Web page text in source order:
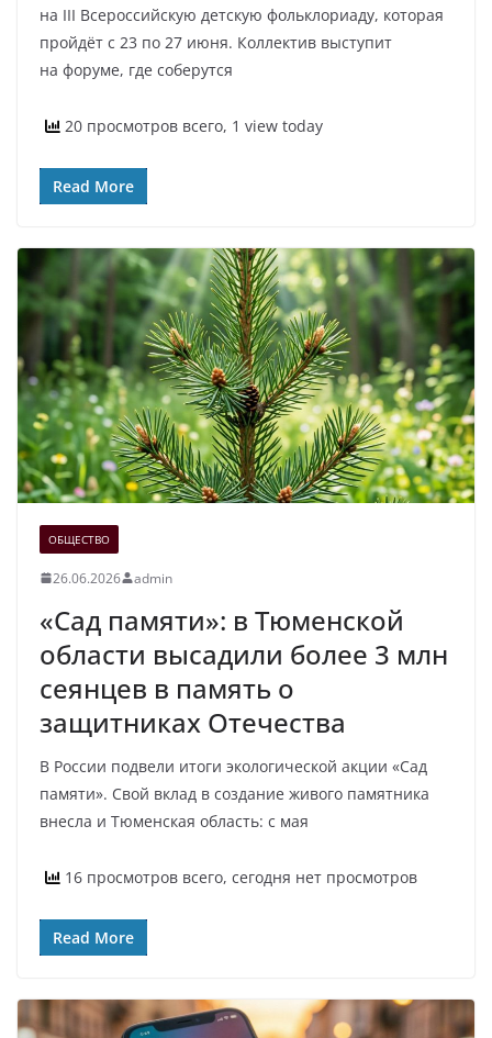
на III Всероссийскую детскую фольклориаду, которая
пройдёт с 23 по 27 июня. Коллектив выступит
на форуме, где соберутся
20 просмотров всего, 1 view today
Read More
ОБЩЕСТВО
26.06.2026 admin
«Сад памяти»: в Тюменской
области высадили более 3 млн
сеянцев в память о
защитниках Отечества
В России подвели итоги экологической акции «Сад
памяти». Свой вклад в создание живого памятника
внесла и Тюменская область: с мая
16 просмотров всего, сегодня нет просмотров
Read More